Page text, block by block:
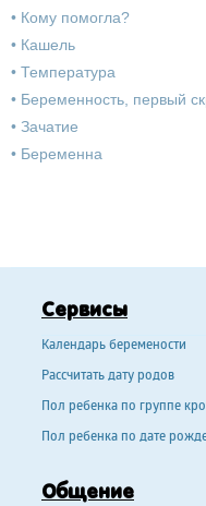
• Кому помогла?
• Кашель
• Температура
• Беременность, первый
• Зачатие
• Беременна
Сервисы
Календарь беремености
Рассчитать дату родов
Пол ребенка по группе
Пол ребенка по дате
Общение